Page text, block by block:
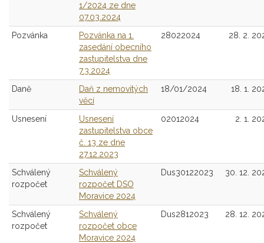
1/2024 ze dne
07.03.2024
Pozvánka
Pozvánka na 1.
zasedání obecního
zastupitelstva dne
7.3.2024
28022024 28. 2.
Daně
Daň z nemovitých
věcí
18/01/2024 18. 1.
Usnesení
Usnesení
zastupitelstva obce
č. 13 ze dne
27.12.2023
02012024 2. 1.
Schválený
rozpočet
Schválený
rozpočet DSO
Moravice 2024
Dus30122023 30. 12.
Schválený
rozpočet
Schválený
rozpočet obce
Moravice 2024
Dus2812023 28. 12.